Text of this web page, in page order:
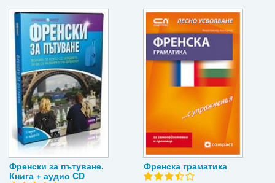
Френски за пътуване.
Книга + аудио CD
Френска граматика